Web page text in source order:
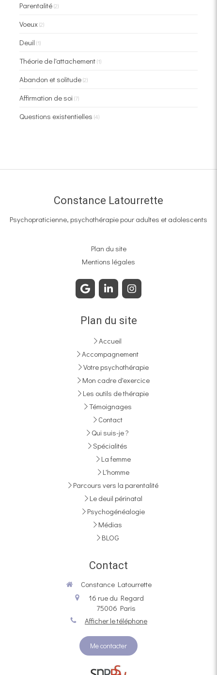
Parentalité(2)
Voeux(2)
Deuil (1)
Théorie de l'attachement(1)
Abandon et solitude(2)
Affirmation de soi (7)
Questions existentielles (4)
Constance Latourrette
Psychopraticienne, psychothérapie pour adultes et adolescents
Plan du site
Mentions légales
Plan du site
Accueil
Accompagnement
Votre psychothérapie
Mon cadre d'exercice
Les outils de thérapie
Témoignages
Contact
Qui suis-je ?
Spécialités
La femme
L'homme
Parcours vers la parentalité
Le deuil périnatal
Psychogénéalogie
Médias
BLOG
Contact
Constance Latourrette
16 rue du Regard
75006 Paris
Afficher le téléphone
Me contacter